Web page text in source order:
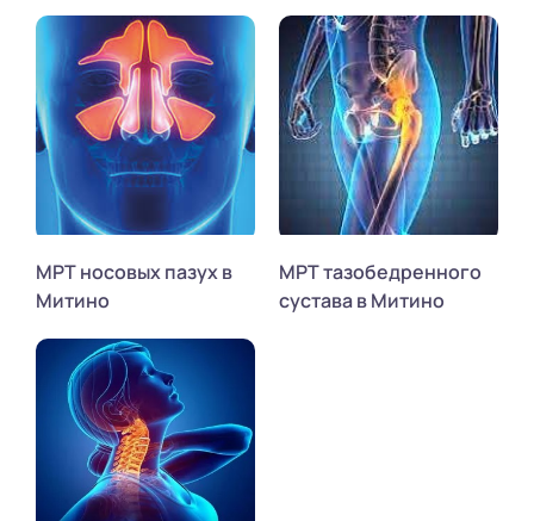
МРТ носовых пазух в
Митино
МРТ тазобедренного
сустава в Митино